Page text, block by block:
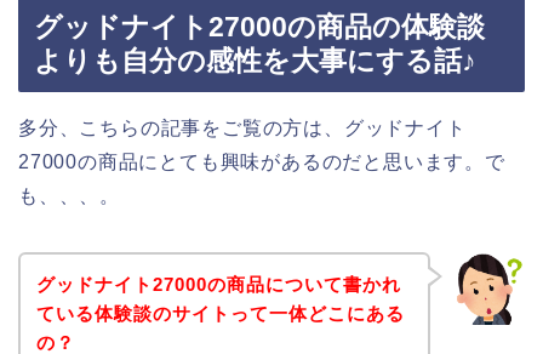
グッドナイト27000の商品の体験談
よりも自分の感性を大事にする話♪
多分、こちらの記事をご覧の方は、グッドナイト
27000の商品にとても興味があるのだと思います。で
も、、、。
グッドナイト27000の商品について書かれ
ている体験談のサイトって一体どこにある
の？